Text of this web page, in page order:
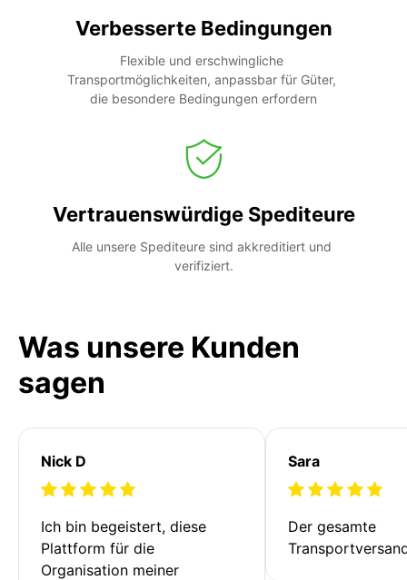
Verbesserte Bedingungen
Flexible und erschwingliche
Transportmöglichkeiten, anpassbar für Güter,
die besondere Bedingungen erfordern
Vertrauenswürdige Spediteure
Alle unsere Spediteure sind akkreditiert und
verifiziert.
Was unsere Kunden
sagen
Nick D
Ich bin begeistert, diese
Plattform für die
Organisation meiner
Sara
Der gesamte